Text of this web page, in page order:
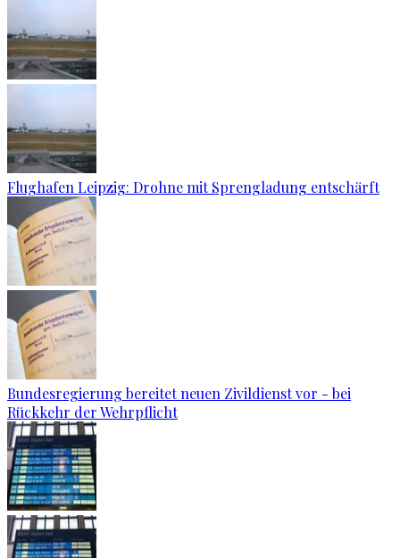
Flughafen Leipzig: Drohne mit Sprengladung entschärft
Bundesregierung bereitet neuen Zivildienst vor - bei
Rückkehr der Wehrpflicht